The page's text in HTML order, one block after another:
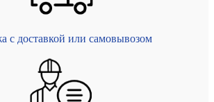
с доставкой или самовывозом